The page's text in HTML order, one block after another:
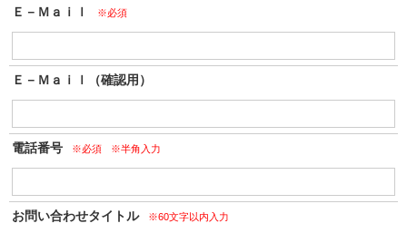
Ｅ－Ｍａｉｌ ※必須
Ｅ－Ｍａｉｌ（確認用）
電話番号 ※必須 ※半角入力
お問い合わせタイトル ※60文字以内入力